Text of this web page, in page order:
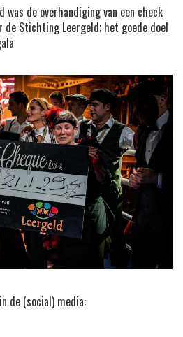
was de overhandiging van een check
de Stichting Leergeld; het goede doel
de (social) media: